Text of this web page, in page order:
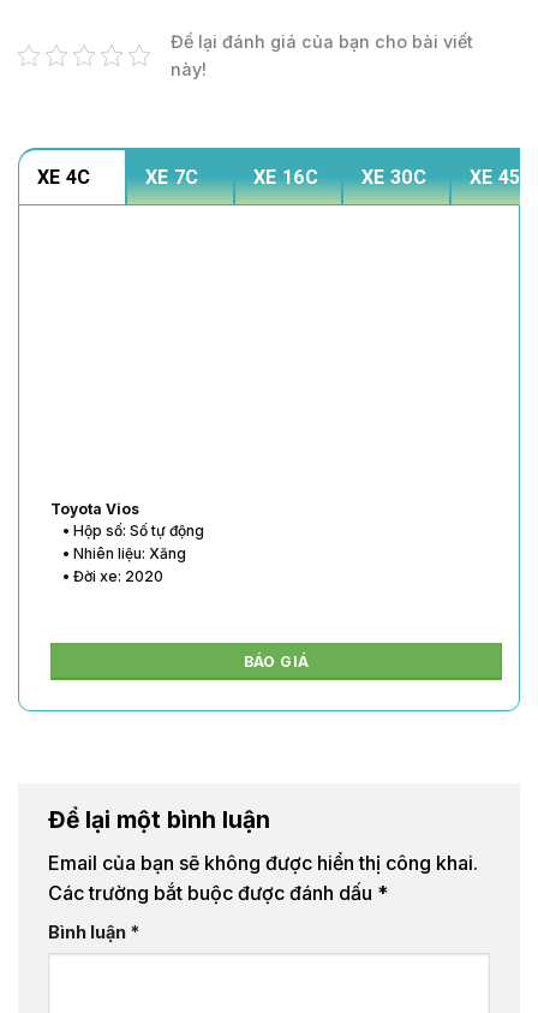
Để lại đánh giá của bạn cho bài viết
này!
XE 4C XE 7C XE 16C XE 30C XE 45C
Toyota Vios
• Hộp số: Số tự động
• Nhiên liệu: Xăng
• Đời xe: 2020
BÁO GIÁ
Để lại một bình luận
Email của bạn sẽ không được hiển thị công khai.
Các trường bắt buộc được đánh dấu *
Bình luận *